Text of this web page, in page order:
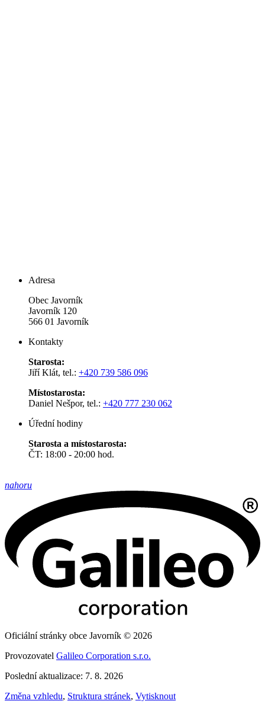
Adresa
Obec Javorník
Javorník 120
566 01 Javorník
Kontakty
Starosta:
Jiří Klát, tel.: +420 739 586 096
Místostarosta:
Daniel Nešpor, tel.: +420 777 230 062
Úřední hodiny
Starosta a místostarosta:
ČT: 18:00 - 20:00 hod.
nahoru
Oficiální stránky obce Javorník © 2026
Provozovatel Galileo Corporation s.r.o.
Poslední aktualizace: 7. 8. 2026
Změna vzhledu, Struktura stránek, Vytisknout